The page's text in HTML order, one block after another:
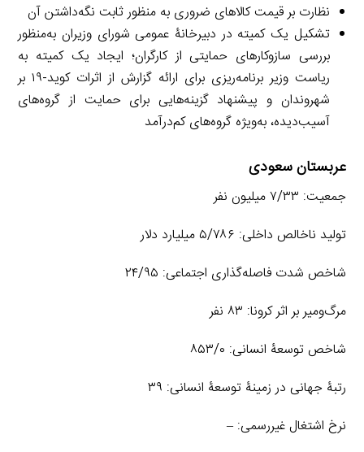
نظارت بر قیمت کالاهای ضروری به منظور ثابت نگه‌داشتن آن
تشکیل یک کمیته در دبیرخانۀ عمومی شورای وزیران به‌منظور
بررسی سازوکارهای حمایتی از کارگران؛ ایجاد یک کمیته به
ریاست وزیر برنامه‌ریزی برای ارائه گزارش از اثرات کوید-۱۹ بر
شهروندان و پیشنهاد گزینه‌هایی برای حمایت از گروه‌های
آسیب‌دیده، به‌ویژه گروه‌های کم‌درآمد
عربستان سعودی
جمعیت: ۷/۳۳ میلیون نفر
تولید ناخالص داخلی: ۵/۷۸۶ میلیارد دلار
شاخص شدت فاصله‌گذاری اجتماعی: ۲۴/۹۵
مرگ‌ومیر بر اثر کرونا: ۸۳ نفر
شاخص توسعۀ انسانی: ۸۵۳/۰
رتبۀ جهانی در زمینۀ توسعۀ انسانی: ۳۹
نرخ اشتغال غیررسمی: –